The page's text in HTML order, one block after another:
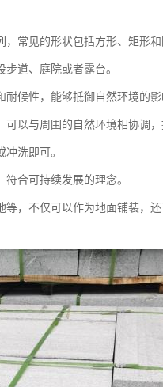
常见的形状包括方形、矩形和
道、庭院或者露台。
候性，能够抵御自然环境的影
以与周围的自然环境相协调，
洗即可。
合可持续发展的理念。
，不仅可以作为地面铺装，还